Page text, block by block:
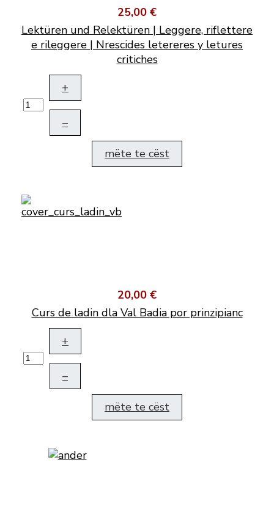
25,00 €
Lektüren und Relektüren | Leggere, riflettere
e rileggere | Nrescides letereres y letures
critiches
+
–
mëte te cëst
20,00 €
Curs de ladin dla Val Badia por prinzipianc
+
–
mëte te cëst